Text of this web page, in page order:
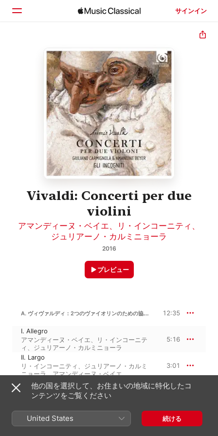
サインイン
ホーム
見つける
Vivaldi: Concerti per due
violini
アマンディーヌ・ベイエ、 リ・インコーニティ 、
ジュリアーノ・カルミニョーラ
2016
プレビュー
A. ヴィヴァルディ：2つのヴァイオリンのための協奏曲 ハ長調 RV 507 12:35
I. Allegro
アマンディーヌ・ベイエ、
リ・インコーニテ
ィ、 ジュリアーノ・カルミニョーラ
5:16
II. Largo
リ・インコーニティ、 ジュリアーノ・カルミ
ニョーラ、アマンディーヌ・ベイエ
3:01
III. Allegro
ジュリアーノ・カルミニョーラ、
ーヌ・ベイエ
、リ・インコーニティ
4:18
アントニオ・ヴィヴァルディ
2つのヴァイオリンのための協奏曲 変ロ長調, RV 529 10:50
他の国を選択して、お住まいの地域に特化したコ
ンテンツをご覧ください
United States 続ける